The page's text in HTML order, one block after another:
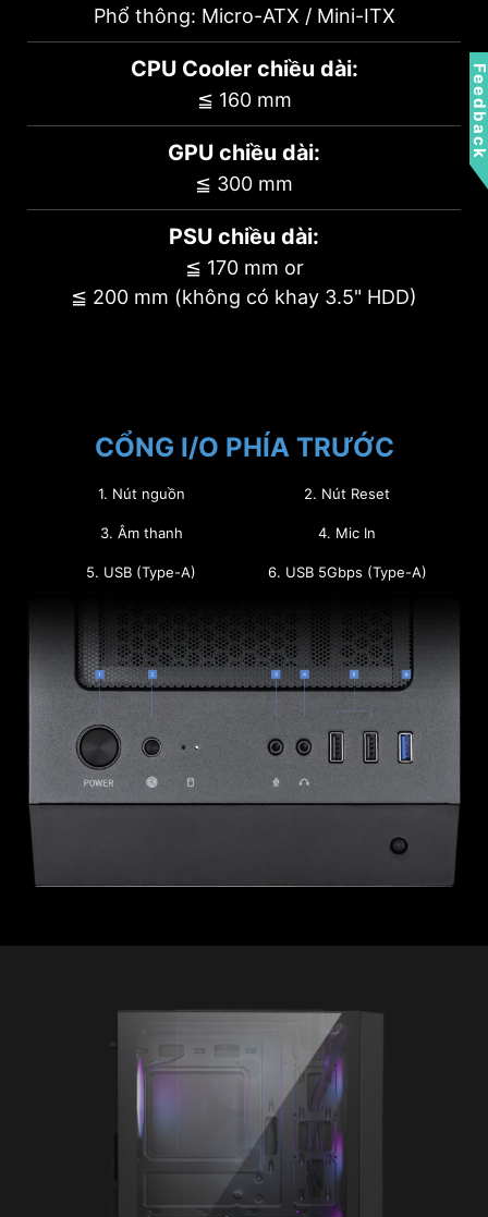
Phổ thông: Micro-ATX / Mini-ITX
CPU Cooler chiều dài:
≦ 160 mm
GPU chiều dài:
≦ 300 mm
PSU chiều dài:
≦ 170 mm or
≦ 200 mm (không có khay 3.5" HDD)
2 x 2.5” + 2 x 3.5”
or
4 x 2.5”
CỔNG I/O PHÍA TRƯỚC
1. Nút nguồn 2. Nút Reset
3. Âm thanh 4. Mic In
5. USB (Type-A) 6. USB 5Gbps (Type-A)